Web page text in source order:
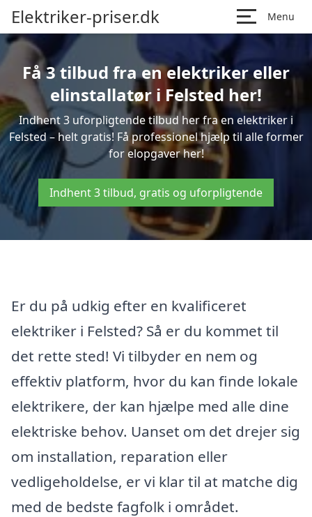
Elektriker-priser.dk Menu
Få 3 tilbud fra en elektriker eller
elinstallatør i Felsted her!
Indhent 3 uforpligtende tilbud her fra en elektriker i
Felsted – helt gratis! Få professionel hjælp til alle former
for elopgaver her!
Indhent 3 tilbud, gratis og uforpligtende
Er du på udkig efter en kvalificeret
elektriker i Felsted? Så er du kommet til
det rette sted! Vi tilbyder en nem og
effektiv platform, hvor du kan finde lokale
elektrikere, der kan hjælpe med alle dine
elektriske behov. Uanset om det drejer sig
om installation, reparation eller
vedligeholdelse, er vi klar til at matche dig
med de bedste fagfolk i området.